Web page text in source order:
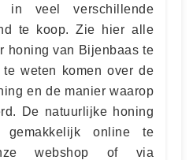
veel verschillende
te koop. Zie hier alle
honing van Bijenbaas te
weten komen over de
en de manier waarop
De natuurlijke honing
online te
webshop of via